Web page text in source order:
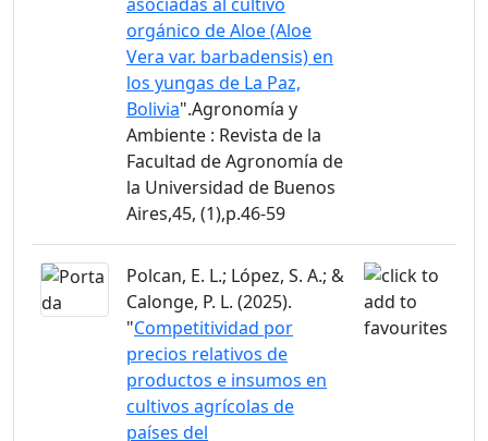
orgánico de Aloe (Aloe
Vera var. barbadensis) en
los yungas de La Paz,
Bolivia".Agronomía y
Ambiente : Revista de la
Facultad de Agronomía de
la Universidad de Buenos
Aires,45, (1),p.46-59
Polcan, E. L.; López, S. A.; &
Calonge, P. L. (2025).
"Competitividad por
precios relativos de
productos e insumos en
cultivos agrícolas de
países del